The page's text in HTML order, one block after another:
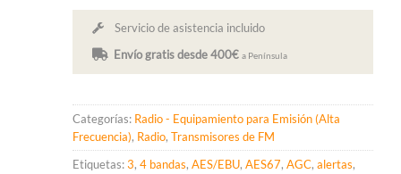
Servicio de asistencia incluido
Envío gratis desde 400€a Península
Categorías: Radio - Equipamiento para Emisión (Alta
Frecuencia), Radio,Transmisores de FM
Etiquetas:3,4 bandas,AES/EBU,AES67,AGC,alertas,